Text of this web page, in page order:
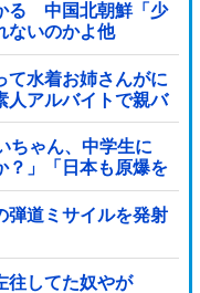
る 中国北朝鮮「少
ないのかよ他
て水着お姉さんがに
人アルバイトで親バ
ちゃん、中学生に
？」「日本も原爆を
句 ………
弾道ミサイルを発射
往してた奴やが